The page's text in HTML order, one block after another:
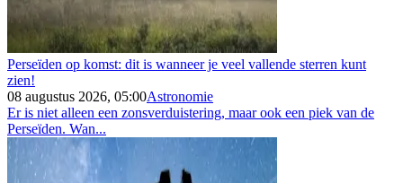
Perseïden op komst: dit is wanneer je veel vallende sterren kunt
zien!
08 augustus 2026, 05:00Astronomie
Er is niet alleen een zonsverduistering, maar ook een piek van de
Perseïden. Wan...